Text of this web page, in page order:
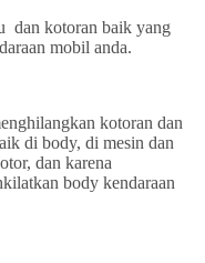
dan kotoran baik yang
mobil anda.
kotoran dan
di body, di mesin dan
dan karena
body kendaraan